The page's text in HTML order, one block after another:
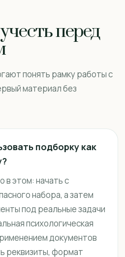
перед
понять рамку работы с
материал без
подборку как
в этом: начать с
набора, а затем
под реальные задачи
психологическая
документов
реквизиты, формат